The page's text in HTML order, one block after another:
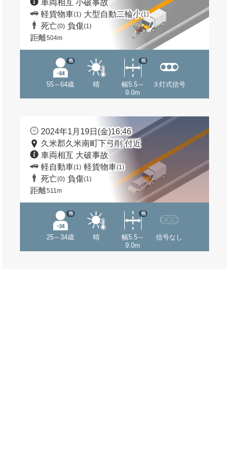
車両相互 小破事故
軽貨物車(1) 大型自動二輪小(1)
死亡(0) 負傷(1)
距離504m
55～64歳
他
晴
幅5.5～
9.0m
他
３灯式信号
2024年1月19日(金)16:46
久米郡久米南町下弓削 付近
車両相互 大破事故
軽自動車(1) 軽貨物車(1)
死亡(0) 負傷(1)
距離511m
25～34歳
他
晴
幅5.5～
9.0m
他
信号なし